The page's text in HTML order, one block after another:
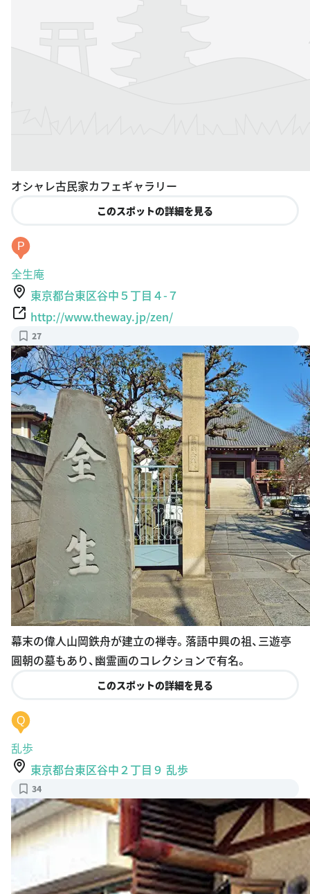
オシャレ古民家カフェギャラリー
このスポットの詳細を見る
P
全生庵
東京都台東区谷中５丁目４-７
http://www.theway.jp/zen/
27
幕末の偉人山岡鉄舟が建立の禅寺。落語中興の祖、三遊亭
圓朝の墓もあり、幽霊画のコレクションで有名。
このスポットの詳細を見る
Q
乱歩
東京都台東区谷中２丁目９ 乱歩
34